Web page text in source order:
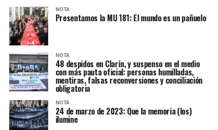
NOTA
Presentamos la MU 181: El mundo es un pañuelo
NOTA
48 despidos en Clarín, y suspenso en el medio
con más pauta oficial: personas humilladas,
mentiras, falsas reconversiones y conciliación
obligatoria
NOTA
24 de marzo de 2023: Que la memoria (los)
ilumine